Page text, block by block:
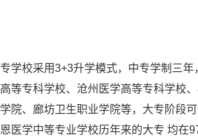
学校采用3+3升学模式，中专学制三
等专科学校、沧州医学高等专科学校
院、廊坊卫生职业学院等，大专阶段
医学中等专业学校历年来的大专 均在